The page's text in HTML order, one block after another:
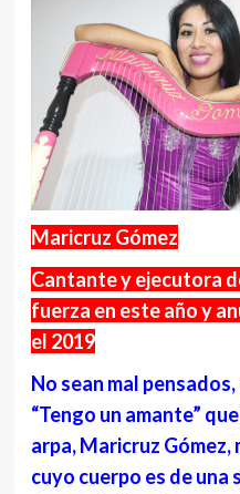
Maricruz Gómez
Cantante y ejecutora
fuerza en este año y
el 2019
No sean mal
“Tengo un amante”
arpa, Maricruz
cuyo cuerpo es de una